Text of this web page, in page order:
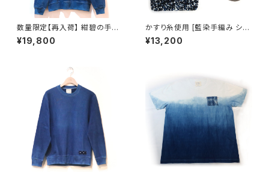
数量限定【再入荷】 紺碧の手
[天然藍染スウェット] XL・2XL
※職人手染め
¥19,800
かすり糸使用 [藍染手編み ショ
ルダーバッグ] 久留米絣 藍染 池
田絣工房
¥13,200